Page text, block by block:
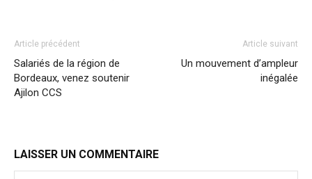
Article précédent
Salariés de la région de
Bordeaux, venez soutenir
Ajilon CCS
Article suivant
Un mouvement d’ampleur
inégalée
LAISSER UN COMMENTAIRE